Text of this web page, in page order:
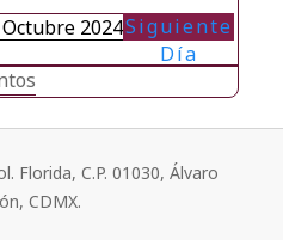
2024Siguiente
Día
Florida, C.P. 01030, Álvaro
CDMX.